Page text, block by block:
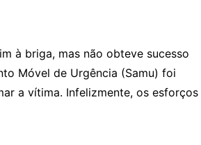
à briga, mas não obteve sucesso
Móvel de Urgência (Samu) foi
a vítima. Infelizmente, os esforços